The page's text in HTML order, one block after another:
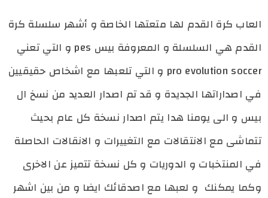
العاب كرة القدم لها متعتها الخاصة و أشهر سلسلة كرة
القدم هي السلسلة و المعروفة بيس pes و التي تعني
pro evolution soccer و التي تلعبها مع اشخاص حقيقيين
في اصداراتها الجديدة و قد تم اصدار العديد من نسخ ال
بيس و الى يومنا هدا يتم اصدار نسخة كل عام بحيث
تتماشى مع الانتقالات مع التغييرات و الانقالات الحاصلة
في المنتخبات و الدوريات و كل نسخة تتميز عن الاخرى
وكما يمكنك و لعبها مع اصدقائك ايضا و من بين اشهر